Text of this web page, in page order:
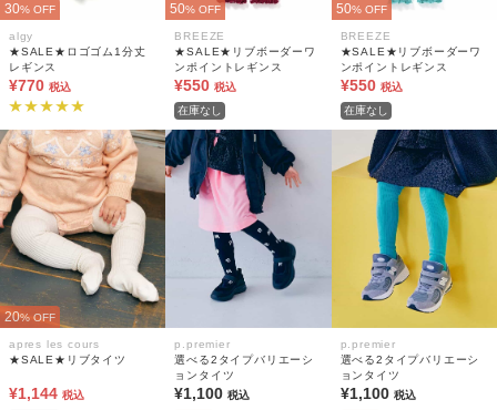
30% OFF
algy
★SALE★ロゴゴム1分丈
レギンス
¥770 税込
50% OFF
BREEZE
★SALE★リブボーダーワ
ンポイントレギンス
¥550 税込
在庫なし
50% OFF
BREEZE
★SALE★リブボーダーワ
ンポイントレギンス
¥550 税込
在庫なし
20% OFF
apres les cours
★SALE★リブタイツ
¥1,144 税込
p.premier
選べる2タイプバリエーシ
ョンタイツ
¥1,100税込
p.premier
選べる2タイプバリエーシ
ョンタイツ
¥1,100 税込